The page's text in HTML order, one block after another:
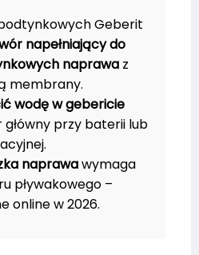
Geberit
napełniający do
naprawa z
membrany.
wodę w gebericie
główny przy baterii lub
naprawawymaga
pływakowego –
online w 2026.